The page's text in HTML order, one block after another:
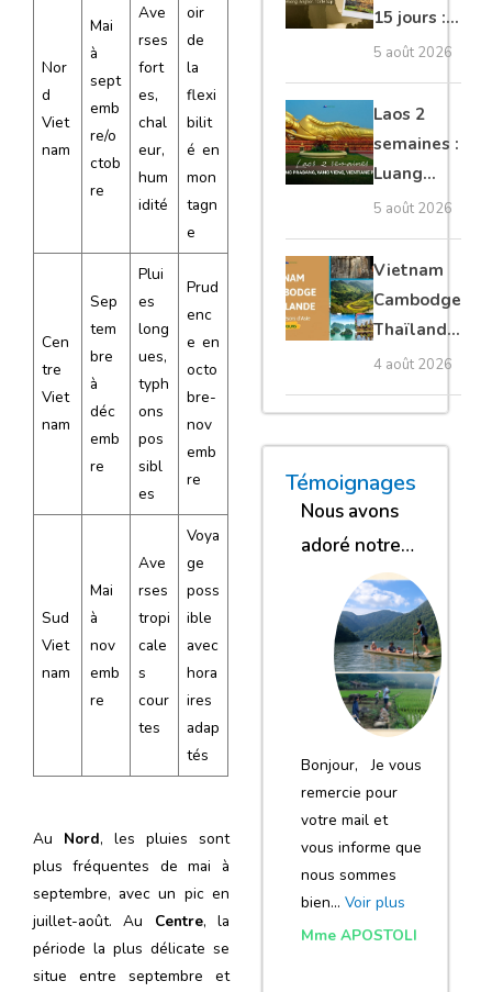
Nor
d
Viet
nam
Mai
à
sept
emb
re/o
ctob
re
Ave
rses
fort
es,
chal
eur,
hum
idité
oir
de
la
flexi
bilit
é en
mon
tagn
e
Cen
tre
Viet
nam
Sep
tem
bre
à
déc
emb
re
Plui
es
long
ues,
typh
ons
pos
sibl
es
Prud
enc
e en
octo
bre-
nov
emb
re
Sud
Viet
nam
Mai
à
nov
emb
re
Ave
rses
tropi
cale
s
cour
tes
Voya
ge
poss
ible
avec
hora
ires
adap
tés
Au Nord, les pluies sont
plus fréquentes de mai à
septembre, avec un pic en
juillet-août. Au Centre, la
période la plus délicate se
situe entre septembre et
15 jours :
Hanoi,
Mékong,
Angkor,
Tonlé Sap
5 août 2026
Laos 2
semaines :
Luang
Prabang,
Vang
Vieng,
Vientiane
privé
5 août 2026
Vietnam
Cambodge
Thaïlande
35 jours :
grands
trésors
d’Asie
4 août 2026
Témoignages
Nous avons
adoré notre
Bonjour, Je vous
remercie pour
votre mail et
vous informe que
nous sommes
bien… Voir plus
« Nous
Mme APOSTOLI
« Nous sommes